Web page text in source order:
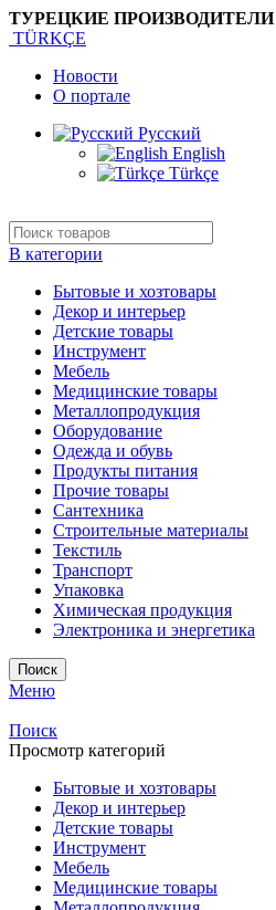
ТУРЕЦКИЕ ПРОИЗВОДИТЕЛИ
TÜRKÇE
Новости
О портале
Русский
English
Türkçe
В категории
Бытовые и хозтовары
Декор и интерьер
Детские товары
Инструмент
Мебель
Медицинские товары
Металлопродукция
Оборудование
Одежда и обувь
Продукты питания
Прочие товары
Сантехника
Строительные материалы
Текстиль
Транспорт
Упаковка
Химическая продукция
Электроника и энергетика
Поиск
Меню
Поиск
Просмотр категорий
Бытовые и хозтовары
Декор и интерьер
Детские товары
Инструмент
Мебель
Медицинские товары